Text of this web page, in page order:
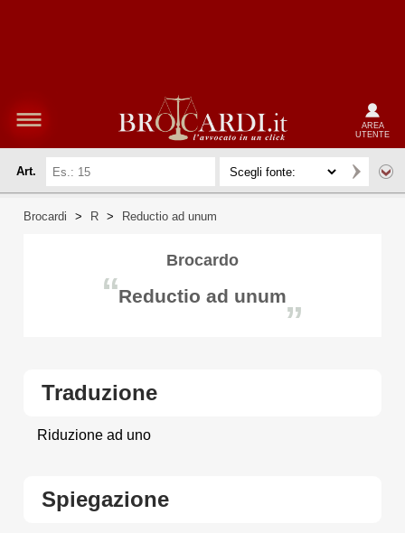
AREA
UTENTE
Art.
Brocardi > R > Reductio ad unum
Brocardo
“Reductio ad unum
”
Traduzione
Riduzione ad uno
Spiegazione